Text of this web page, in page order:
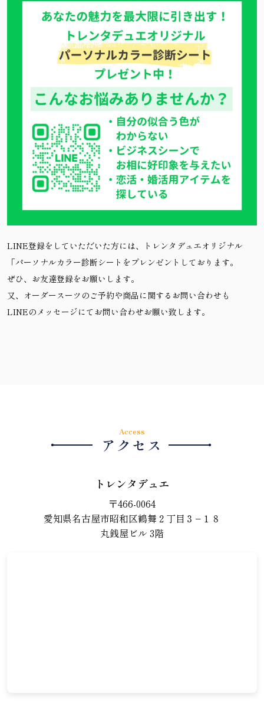
LINE登録をしていただいた方には、トレンタデュエオリジナル
「パーソナルカラー診断シートをプレンゼントしております。
ぜひ、お友達登録をお願いします。
又、オーダースーツのご予約や商品に関するお問い合わせも
LINEのメッセージにてお問い合わせお願い致します。
Access
・ アクセス ・
トレンタデュエ
〒466-0064
愛知県名古屋市昭和区鶴舞２丁目３−１８
丸銭屋ビル 3階